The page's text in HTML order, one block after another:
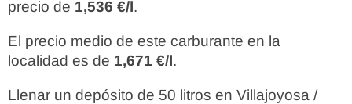
precio de 1,536 €/l.
El precio medio de este carburante en la
localidad es de 1,671 €/l.
Llenar un depósito de 50 litros en Villajoyosa /